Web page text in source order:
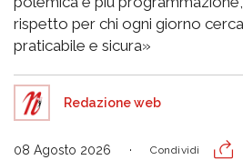
rispetto per chi ogni giorno
praticabile e sicura»
Redazione web
08 Agosto 2026 Condividi